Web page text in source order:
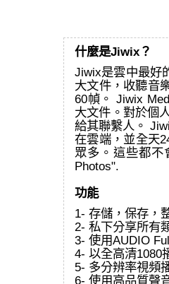
什麼是Jiwix？
Jiwix是雲中最好
大文件，收聽音
60幀。 Jiwix
大文件。對於個
給其聯繫人。
在雲端，並全天
眾多。這些都不
Photos".
功能
1- 存儲，保存，
2- 私下分享所有
3- 使用AUDIO
4- 以全高清1080
5- 多分辨率視頻
6- 使用高品質聲